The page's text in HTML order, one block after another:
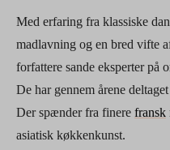
Med erfaring fra klassiske
madlavning og en bred vifte
forfattere sande eksperter på
De har gennem årene
Der spænder fra finere fransk
asiatisk køkkenkunst.